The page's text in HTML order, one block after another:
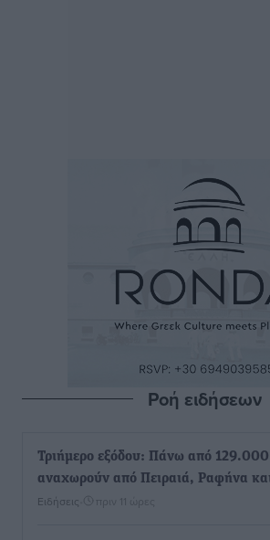
Ροή ειδήσεων
Τριήμερο εξόδου: Πάνω από 129.000
αναχωρούν από Πειραιά, Ραφήνα
Ειδήσεις πριν 11 ώρες